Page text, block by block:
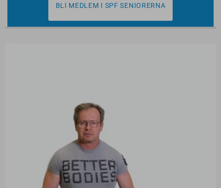
BLI MEDLEM I SPF SENIORERNA